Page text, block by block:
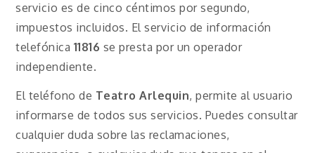
servicio es de cinco céntimos por segundo,
impuestos incluidos. El servicio de información
telefónica 11816 se presta por un operador
independiente.
El teléfono de TeatroArlequin, permite al usuario
informarse de todos sus servicios. Puedes consultar
cualquier duda sobre las reclamaciones,